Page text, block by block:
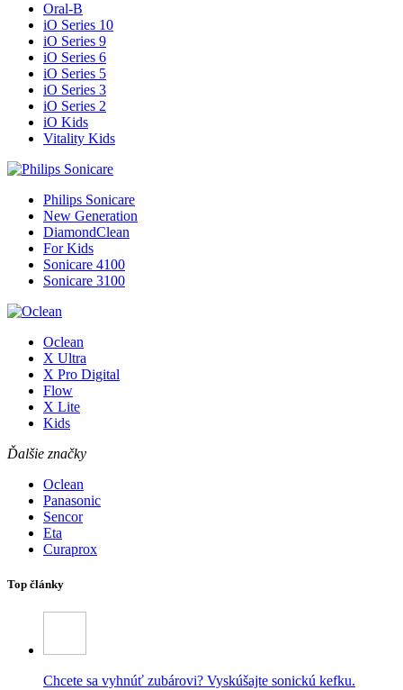
Oral-B
iO Series 10
iO Series 9
iO Series 6
iO Series 5
iO Series 3
iO Series 2
iO Kids
Vitality Kids
Philips Sonicare
New Generation
DiamondClean
For Kids
Sonicare 4100
Sonicare 3100
Oclean
X Ultra
X Pro Digital
Flow
X Lite
Kids
Ďalšie značky
Oclean
Panasonic
Sencor
Eta
Curaprox
Top články
Chcete sa vyhnúť zubárovi? Vyskúšajte sonickú kefku.